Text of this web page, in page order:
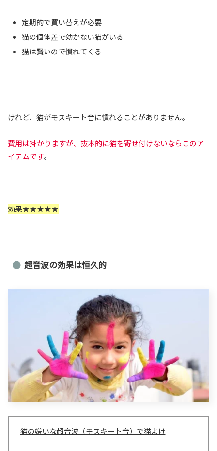
定期的で買い替えが必要
猫の個体差で効かない猫がいる
猫は賢いので慣れてくる
けれど、猫がモスキート音に慣れることがありません。
費用は掛かりますが、抜本的に猫を寄せ付けないならこのア
イテムです。
効果★★★★★
超音波の効果は恒久的
猫の嫌いな超音波（モスキート音）で猫よけ